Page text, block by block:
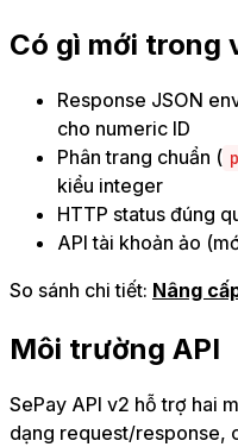
Có gì mới trong
Response JSON
cho numeric ID
Phân trang chuẩn (
kiểu integer
HTTP status đúng
API tài khoản ảo
So sánh chi tiết: Nâng
Môi trường API
SePay API v2 hỗ trợ hai
dạng request/response,